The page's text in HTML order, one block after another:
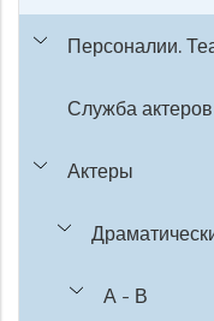
Персоналии.
Служба актеров
Актеры
А - В